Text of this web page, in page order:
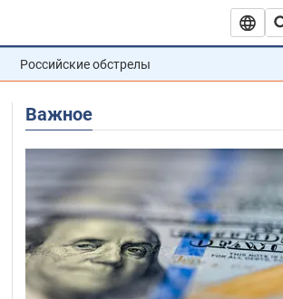
Российские обстрелы
Важное